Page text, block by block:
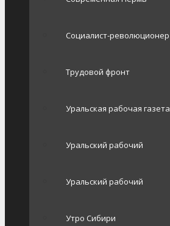
Социалист-революционер
Трудовой фронт
Уральская рабочая газета
Уральский рабочий
Уральский рабочий
Утро Сибири